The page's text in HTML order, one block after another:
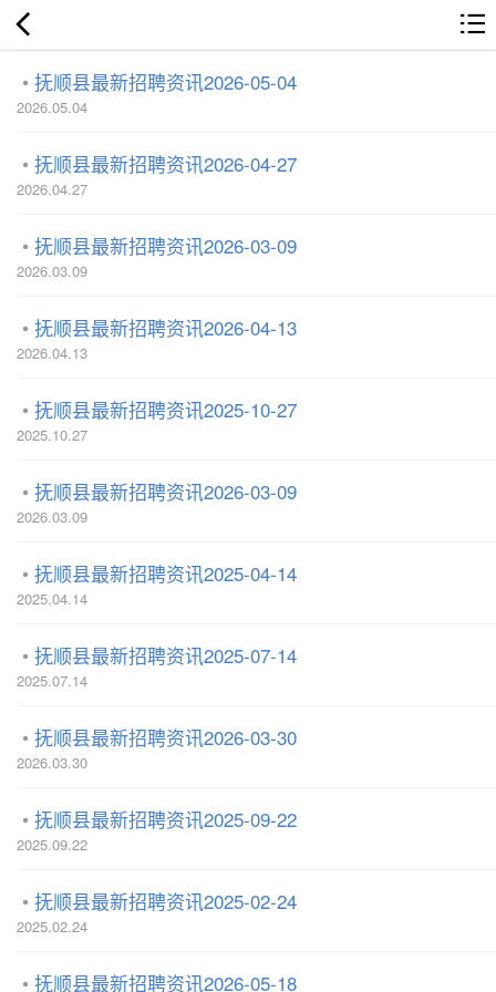
抚顺县最新招聘资讯2026-05-04
2026.05.04
抚顺县最新招聘资讯2026-04-27
2026.04.27
抚顺县最新招聘资讯2026-03-09
2026.03.09
抚顺县最新招聘资讯2026-04-13
2026.04.13
抚顺县最新招聘资讯2025-10-27
2025.10.27
抚顺县最新招聘资讯2026-03-09
2026.03.09
抚顺县最新招聘资讯2025-04-14
2025.04.14
抚顺县最新招聘资讯2025-07-14
2025.07.14
抚顺县最新招聘资讯2026-03-30
2026.03.30
抚顺县最新招聘资讯2025-09-22
2025.09.22
抚顺县最新招聘资讯2025-02-24
2025.02.24
抚顺县最新招聘资讯2026-05-18